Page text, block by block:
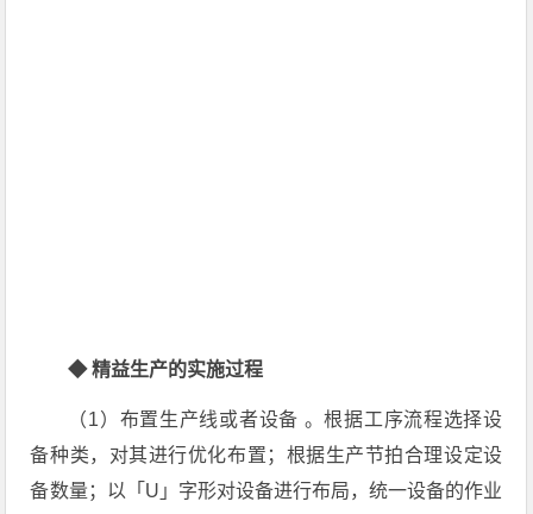
◆ 精益生产的实施过程
（1）布置生产线或者设备 。根据工序流程选择设
备种类，对其进行优化布置；根据生产节拍合理设定设
备数量；以「U」字形对设备进行布局，统一设备的作业